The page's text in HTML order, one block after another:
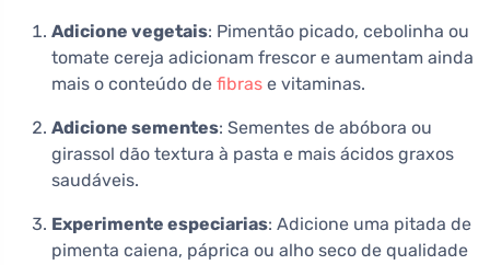
Adicione vegetais: Pimentão picado, cebolinha ou
tomate cereja adicionam frescor e aumentam ainda
mais o conteúdo de fibras e vitaminas.
Adicione sementes: Sementes de abóbora ou
girassol dão textura à pasta e mais ácidos graxos
saudáveis.
Experimente especiarias: Adicione uma pitada de
pimenta caiena, páprica ou alho seco de qualidade